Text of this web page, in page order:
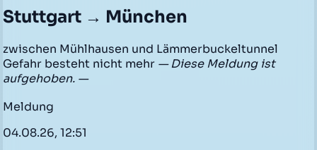
Stuttgart → München
zwischen Mühlhausen und Lämmerbuckeltunnel
Gefahr besteht nicht mehr — Diese Meldung ist
aufgehoben. —
Meldung
04.08.26, 12:51